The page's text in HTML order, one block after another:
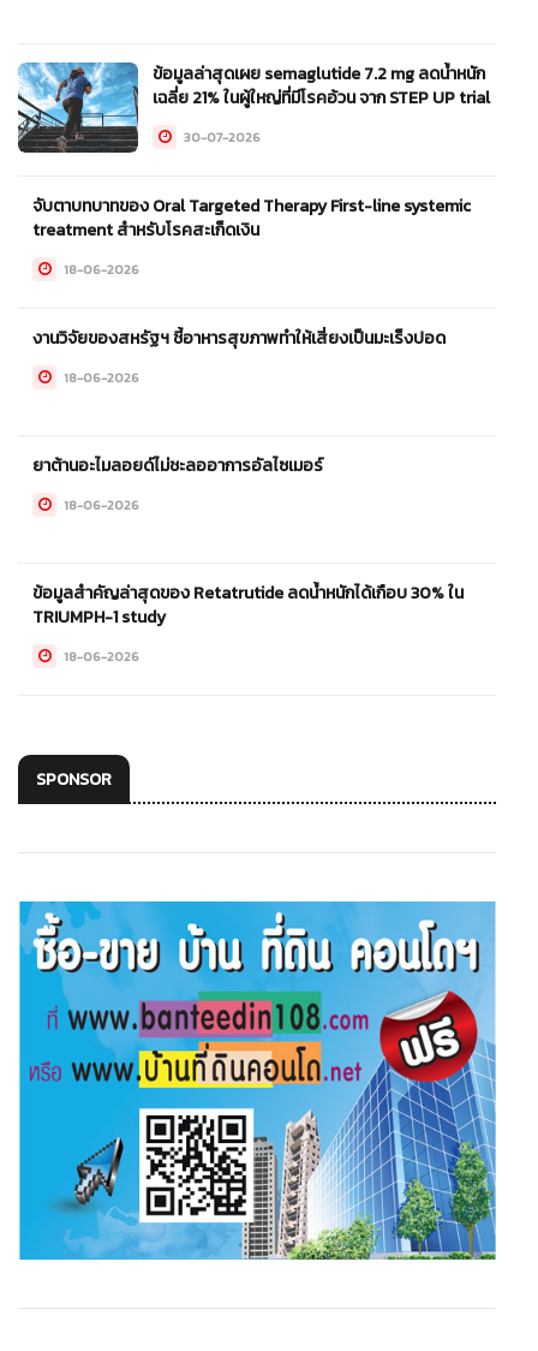
ข้อมูลล่าสุดเผย semaglutide 7.2 mg ลดน้ำหนัก
เฉลี่ย 21% ในผู้ใหญ่ที่มีโรคอ้วน จาก STEP UP trial
30-07-2026
จับตาบทบาทของ Oral Targeted Therapy First-line systemic
treatment สำหรับโรคสะเก็ดเงิน
18-06-2026
งานวิจัยของสหรัฐฯ ชี้อาหารสุขภาพทำให้เสี่ยงเป็นมะเร็งปอด
18-06-2026
ยาต้านอะไมลอยด์ไม่ชะลออาการอัลไซเมอร์
18-06-2026
ข้อมูลสำคัญล่าสุดของ Retatrutide ลดน้ำหนักได้เกือบ 30% ใน
TRIUMPH-1 study
18-06-2026
SPONSOR